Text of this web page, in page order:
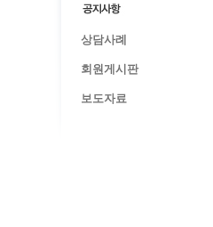
상담사례
회원게시판
보도자료